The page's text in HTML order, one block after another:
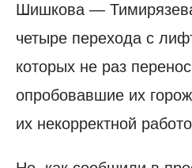
Шишкова —
четыре перехода с
которых не раз
опробовавшие их
их некорректной